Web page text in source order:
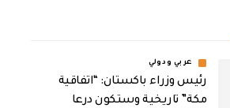
عربي ودولي
رئيس وزراء باكستان: “اتفاقية
مكة” تاريخية وستكون درعا